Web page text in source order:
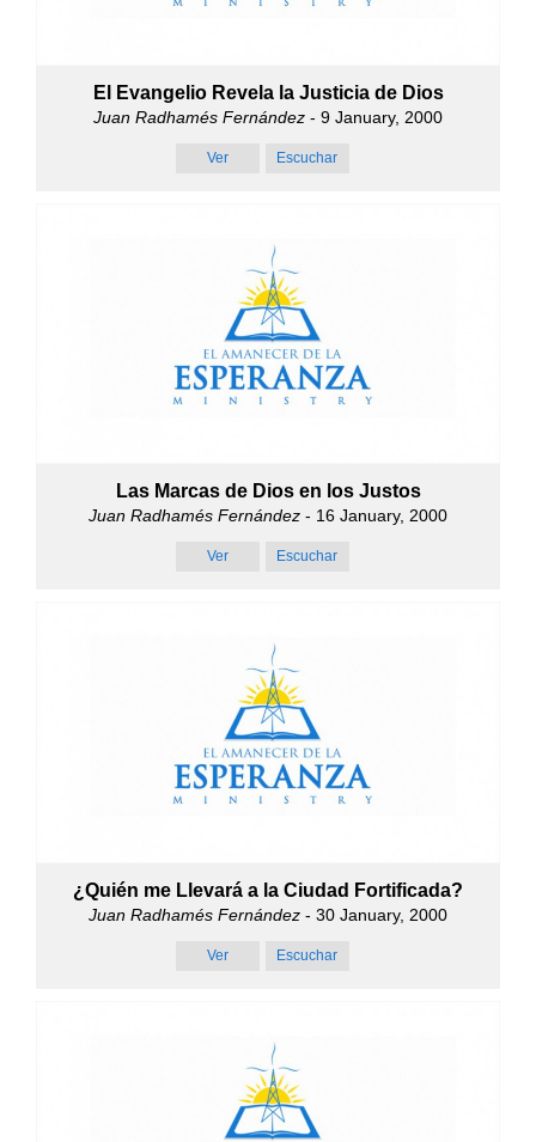
El Evangelio Revela la Justicia de Dios
Juan Radhamés Fernández - 9 January, 2000
Ver Escuchar
Las Marcas de Dios en los Justos
Juan Radhamés Fernández - 16 January, 2000
Ver Escuchar
¿Quién me Llevará a la Ciudad Fortificada?
Juan Radhamés Fernández - 30 January, 2000
Ver Escuchar